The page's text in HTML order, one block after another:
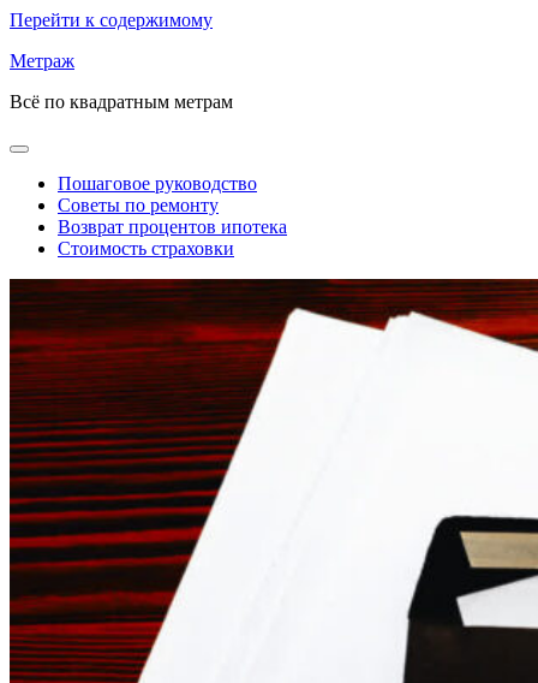
Перейти к содержимому
Метраж
Всё по квадратным метрам
Пошаговое руководство
Советы по ремонту
Возврат процентов ипотека
Стоимость страховки